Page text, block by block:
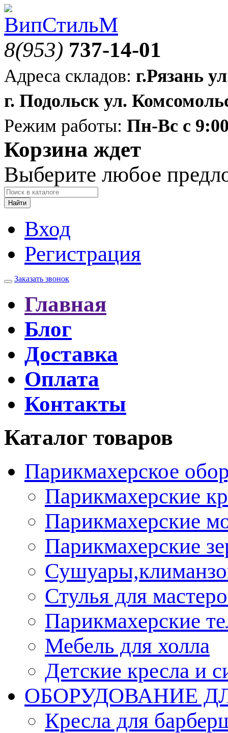
8(953) 737-14-01
Адреса складов: г.Рязань
г. Подольск ул.
Режим работы: Пн-Вс с
Корзина ждет
Выберите любое
Найти
Вход
Регистрация
Заказать звонок
Главная
Блог
Доставка
Оплата
Контакты
Каталог товаров
Парикмахерское
Парикмахерские
Парикмахерские
Парикмахерские
Стулья для
Парикмахерские
Мебель для холла
Детские кресла и
ОБОРУДОВАНИЕ
Кресла для